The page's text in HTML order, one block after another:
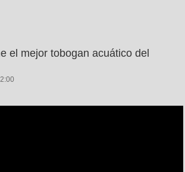
el mejor tobogan acuático del